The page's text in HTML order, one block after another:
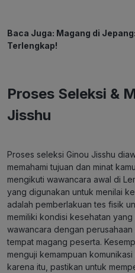
Baca Juga: Magang di
Terlengkap!
Proses Seleksi &
Jisshu
Proses seleksi Ginou Jisshu
memahami tujuan dan minat
mengikuti wawancara awal di
yang digunakan untuk menilai
adalah pemberlakuan tes fisik
memiliki kondisi kesehatan
wawancara dengan
tempat magang peserta.
menguji kemampuan
karena itu, pastikan untuk